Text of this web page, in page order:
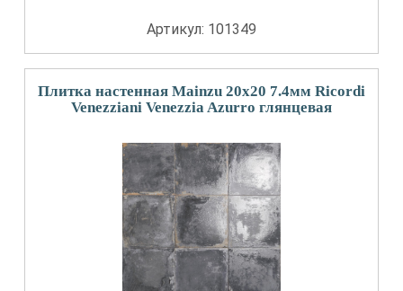
Артикул: 101349
Плитка настенная Mainzu 20x20 7.4мм Ricordi
Venezziani Venezzia Azurro глянцевая